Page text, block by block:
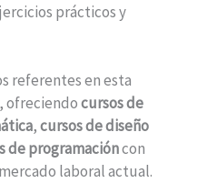
prácticos y
referentes en esta
ofreciendocursos de
,cursos de diseño
de programacióncon
laboral actual.